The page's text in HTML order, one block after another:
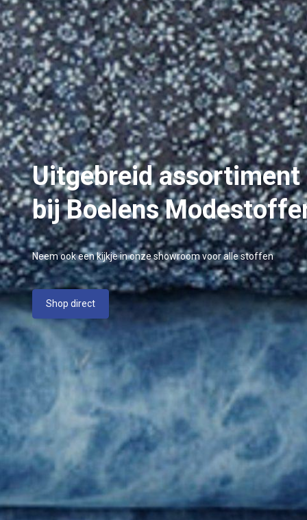
Uitgebreid
bij Boelens
Neem ook een kijkje in onze showroom voor alle stoffen
Shop direct